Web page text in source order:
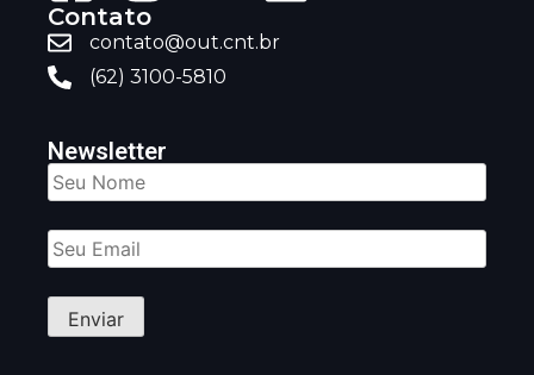
Contato
contato@out.cnt.br
(62) 3100-5810
Newsletter